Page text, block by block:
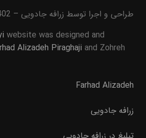
طراحی و اجرا توسط زرافه جادویی – 1402
website was designed and
Alizadeh Piraghaji and Zohreh
Farhad Alizadeh
زرافه جادویی